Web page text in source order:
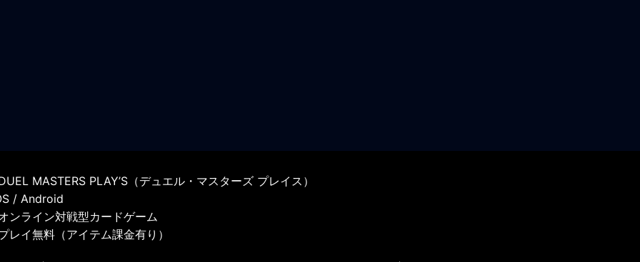
MASTERS PLAY’S（デュエル・マスターズ プレイス）
/ Android
ンライン対戦型カードゲーム
レイ無料（アイテム課金有り）